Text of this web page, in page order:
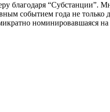
благодаря “Субстанции”.
событием года не
номинировавшаяся на